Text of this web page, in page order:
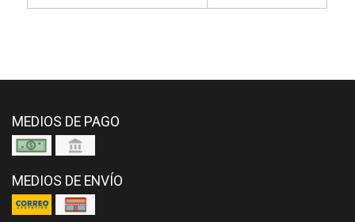
MEDIOS DE PAGO
MEDIOS DE ENVÍO